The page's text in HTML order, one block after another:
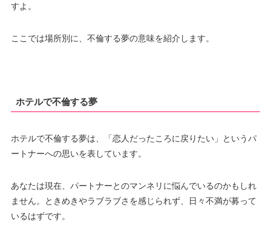
すよ。
ここでは場所別に、不倫する夢の意味を紹介します。
ホテルで不倫する夢
ホテルで不倫する夢は、「恋人だったころに戻りたい」というパ
ートナーへの思いを表しています。
あなたは現在、パートナーとのマンネリに悩んでいるのかもしれ
ません。ときめきやラブラブさを感じられず、日々不満が募って
いるはずです。